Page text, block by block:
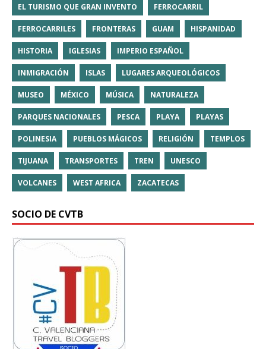
EL TURISMO QUE GRAN INVENTO FERROCARRIL
FERROCARRILES FRONTERAS GUAM HISPANIDAD
HISTORIA IGLESIAS IMPERIO ESPAÑOL
INMIGRACIÓN ISLAS LUGARES ARQUEOLÓGICOS
MUSEO MÉXICO MÚSICA NATURALEZA
PARQUES NACIONALES PESCA PLAYA PLAYAS
POLINESIA PUEBLOS MÁGICOS RELIGIÓN TEMPLOS
TIJUANA TRANSPORTES TREN UNESCO
VOLCANES WEST AFRICA ZACATECAS
SOCIO DE CVTB